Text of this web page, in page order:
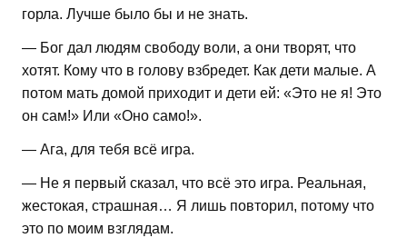
горла. Лучше было бы и не знать.
— Бог дал людям свободу воли, а они творят, что
хотят. Кому что в голову взбредет. Как дети малые. А
потом мать домой приходит и дети ей: «Это не я! Это
он сам!» Или «Оно само!».
— Ага, для тебя всё игра.
— Не я первый сказал, что всё это игра. Реальная,
жестокая, страшная… Я лишь повторил, потому что
это по моим взглядам.